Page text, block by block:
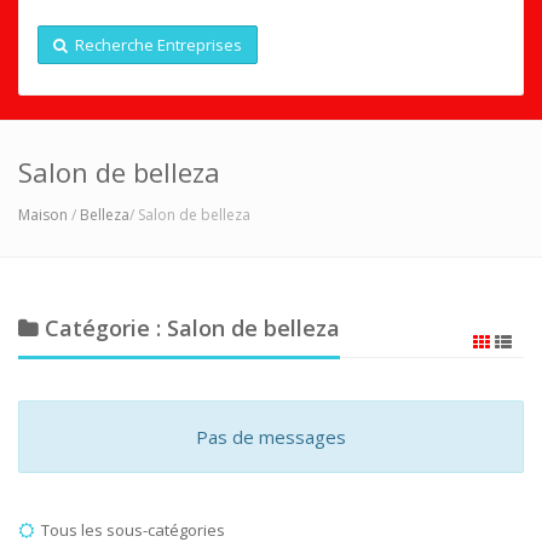
Recherche Entreprises
Salon de belleza
Maison / Belleza/ Salon de belleza
Catégorie : Salon de belleza
Pas de messages
Tous les sous-catégories